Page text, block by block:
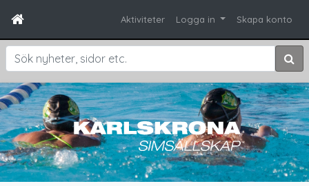
Aktiviteter Logga in Skapa konto
Sök